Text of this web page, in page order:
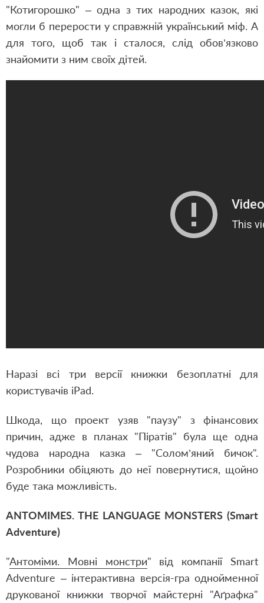
"Котигорошко" – одна з тих народних казок, які
могли б перерости у справжній український міф. А
для того, щоб так і сталося, слід обов’язково
знайомити з ним своїх дітей.
Наразі всі три версії книжки безоплатні для
користувачів iPad.
Шкода, що проект узяв "паузу" з фінансових
причин, адже в планах "Піратів" була ще одна
чудова народна казка – "Солом’яний бичок".
Розробники обіцяють до неї повернутися, щойно
буде така можливість.
ANTOMIMES. THE LANGUAGE MONSTERS (Smart
Adventure)
"Антоміми. Мовні монстри" від компанії Smart
Adventure – інтерактивна версія-гра однойменної
друкованої книжки творчої майстерні "Аґрафка"